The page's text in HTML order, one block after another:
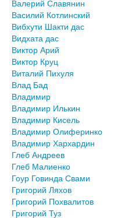
Валерий Славянин
Василий Котлинский
Вибхути Шакти дас
Видхата дас
Виктор Арий
Виктор Круц
Виталий Пихуля
Влад Бад
Владимир
Владимир Илькин
Владимир Кисель
Владимир Олиферинко
Владимир Хархардин
Глеб Андреев
Глеб Малиенко
Гоур Говинда Свами
Григорий Ляхов
Григорий Похвалитов
Григорий Туз